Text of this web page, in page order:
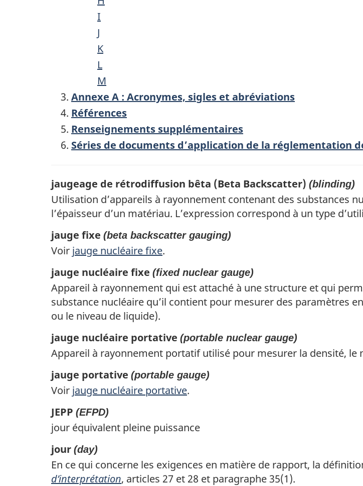
I
J
K
L
M
Annexe A : Acronymes, sigles et abréviations
Références
Renseignements supplémentaires
Séries de documents d’application de la réglementation
jaugeage de rétrodiffusion bêta (Beta Backscatter) (blinding)
Utilisation d’appareils à rayonnement contenant des substances
l’épaisseur d’un matériau. L’expression correspond à un type
jauge fixe (beta backscatter gauging)
Voir jauge nucléaire fixe.
jauge nucléaire fixe (fixed nuclear gauge)
Appareil à rayonnement qui est attaché à une structure et qui
substance nucléaire qu’il contient pour mesurer des paramètres
ou le niveau de liquide).
jauge nucléaire portative (portable nuclear gauge)
Appareil à rayonnement portatif utilisé pour mesurer la densité, le
jauge portative (portable gauge)
Voir jauge nucléaire portative.
JEPP (EFPD)
jour équivalent pleine puissance
jour (day)
En ce qui concerne les exigences en matière de rapport, la
d’interprétation, articles 27 et 28 et paragraphe 35(1).